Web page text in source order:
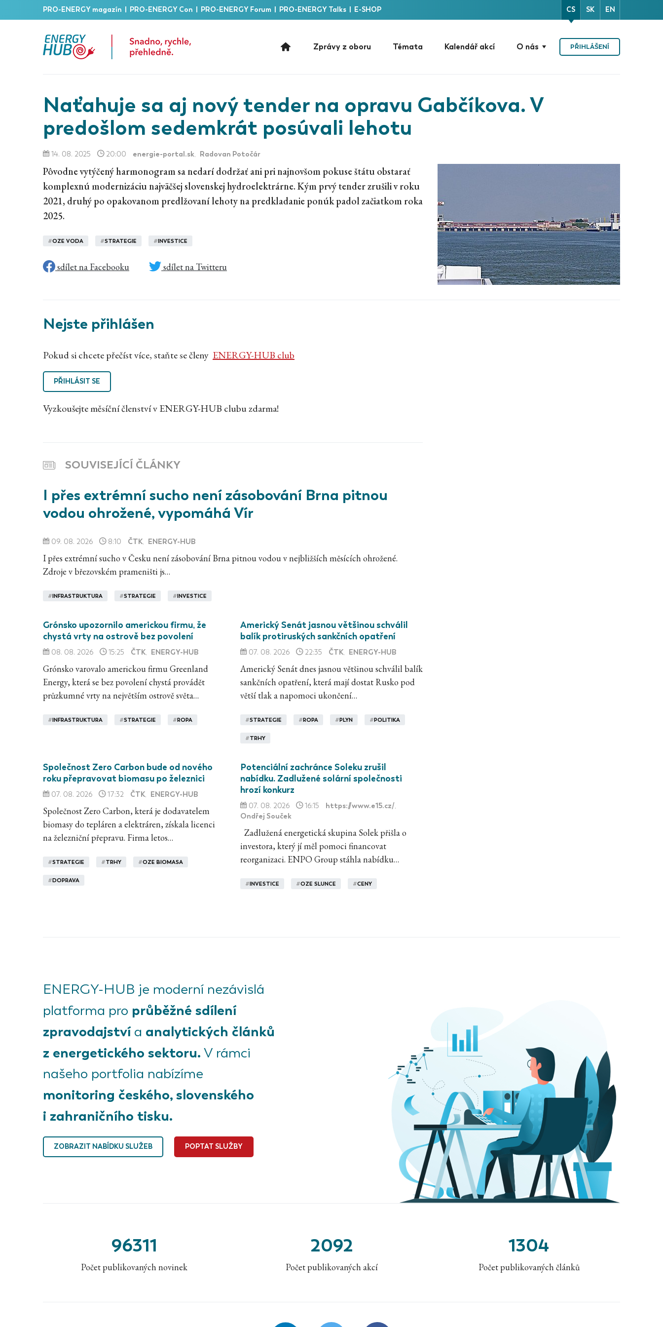
PRO-ENERGY magazín PRO-ENERGY Con PRO-ENERGY Forum PRO-ENERGY Talks E-SHOP CS SK EN
Zprávy z oboru Témata Kalendář akcí O nás PŘIHLÁŠENÍ
Naťahuje sa aj nový tender na opravu Gabčíkova. V
predošlom sedemkrát posúvali lehotu
14. 08. 2025 20:00 energie-portal.sk, Radovan Potočár
Pôvodne vytýčený harmonogram sa nedarí dodržať ani pri najnovšom pokuse štátu obstarať
komplexnú modernizáciu najväčšej slovenskej hydroelektrárne. Kým prvý tender zrušili v roku
2021, druhý po opakovanom predlžovaní lehoty na predkladanie ponúk padol začiatkom roka
2025.
#OZE VODA #STRATEGIE #INVESTICE
sdílet na Facebooku sdílet na Twitteru
Nejste přihlášen
Pokud si chcete přečíst více, staňte se členy ENERGY-HUB club
PŘIHLÁSIT SE
Vyzkoušejte měsíční členství v ENERGY-HUB clubu zdarma!
SOUVISEJÍCÍ ČLÁNKY
I přes extrémní sucho není zásobování Brna pitnou
vodou ohrožené, vypomáhá Vír
09. 08. 2026 8:10 ČTK, ENERGY-HUB
I přes extrémní sucho v Česku není zásobování Brna pitnou vodou v nejbližších měsících ohrožené.
Zdroje v březovském prameništi js…
#INFRASTRUKTURA #STRATEGIE #INVESTICE
Grónsko upozornilo americkou firmu, že
chystá vrty na ostrově bez povolení
08. 08. 2026 15:25 ČTK, ENERGY-HUB
Grónsko varovalo americkou firmu Greenland
Energy, která se bez povolení chystá provádět
průzkumné vrty na největším ostrově světa…
#INFRASTRUKTURA #STRATEGIE #ROPA
Americký Senát jasnou většinou schválil
balík protiruských sankčních opatření
07. 08. 2026 22:35 ČTK, ENERGY-HUB
Americký Senát dnes jasnou většinou schválil balík
sankčních opatření, která mají dostat Rusko pod
větší tlak a napomoci ukončení…
#STRATEGIE #ROPA #PLYN #POLITIKA
#TRHY
Společnost Zero Carbon bude od nového
roku přepravovat biomasu po železnici
07. 08. 2026 17:32 ČTK, ENERGY-HUB
Společnost Zero Carbon, která je dodavatelem
biomasy do tepláren a elektráren, získala licenci
na železniční přepravu. Firma letos…
#STRATEGIE #TRHY #OZE BIOMASA
#DOPRAVA
Potenciální zachránce Soleku zrušil
nabídku. Zadlužené solární společnosti
hrozí konkurz
07. 08. 2026 16:15 https://www.e15.cz/,
Ondřej Souček
Zadlužená energetická skupina Solek přišla o
investora, který jí měl pomoci financovat
reorganizaci. ENPO Group stáhla nabídku…
#INVESTICE #OZE SLUNCE #CENY
ENERGY-HUB je moderní nezávislá
platforma pro průběžné sdílení
zpravodajstvía analytických článků
z energetického sektoru. V rámci
našeho portfolia nabízíme
monitoring českého, slovenského
i zahraničního tisku.
ZOBRAZIT NABÍDKU SLUŽEB POPTAT SLUŽBY
96311
Počet publikovaných novinek
2092
Počet publikovaných akcí
1304
Počet publikovaných článků